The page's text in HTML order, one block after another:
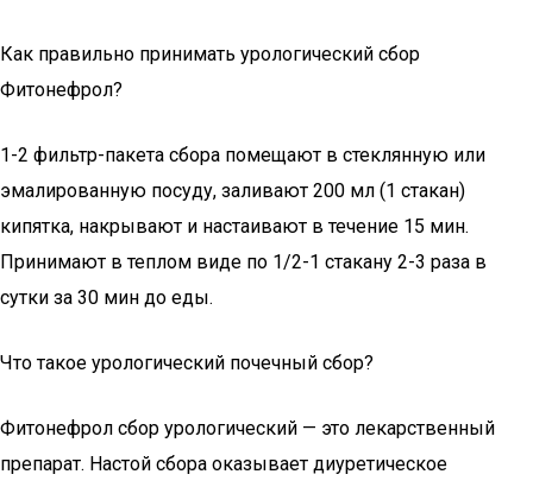
Как правильно принимать урологический сбор
Фитонефрол?
1-2 фильтр-пакета сбора помещают в стеклянную или
эмалированную посуду, заливают 200 мл (1 стакан)
кипятка, накрывают и настаивают в течение 15 мин.
Принимают в теплом виде по 1/2-1 стакану 2-3 раза в
сутки за 30 мин до еды.
Что такое урологический почечный сбор?
Фитонефрол сбор урологический — это лекарственный
препарат. Настой сбора оказывает диуретическое